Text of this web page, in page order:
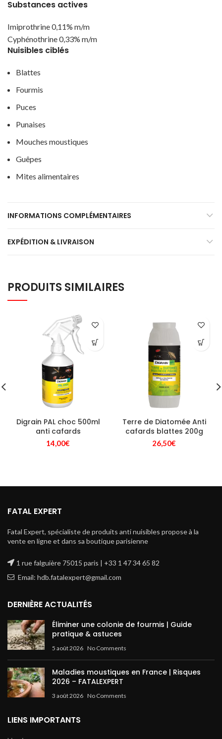
Substances actives
Imiprothrine 0,11% m/m
Cyphénothrine 0,33% m/m
Nuisibles ciblés
Blattes
Fourmis
Puces
Punaises
Mouches moustiques
Guêpes
Mites alimentaires
INFORMATIONS COMPLÉMENTAIRES
EXPÉDITION & LIVRAISON
PRODUITS SIMILAIRES
Digrain PAL choc 500ml
anti cafards
14,00€
Terre de Diatomée Anti
cafards blattes 200g
26,50€
FATAL EXPERT
Fatal Expert, spécialiste de produits anti nuisibles propose à la
vente en ligne et dans sa boutique parisienne
1 rue falguière 75015 paris | +33 1 47 34 65 82
Email: hdb.fatalexpert@gmail.com
DERNIÈRE ACTUALITÉS
Éliminer une colonie de fourmis | Guide
pratique & astuces
5 août 2026 No Comments
Maladies moustiques en France | Risques
2026 – FATALEXPERT
3 août 2026 No Comments
LIENS IMPORTANTS